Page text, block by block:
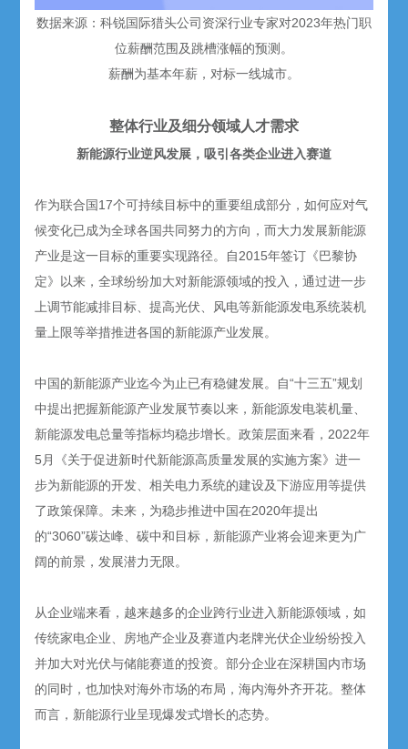
数据来源：科锐国际猎头公司资深行业专家对2023年热门职
位薪酬范围及跳槽涨幅的预测。
薪酬为基本年薪，对标一线城市。
整体行业及细分领域人才需求
新能源行业逆风发展，吸引各类企业进入赛道
作为联合国17个可持续目标中的重要组成部分，如何应对气
候变化已成为全球各国共同努力的方向，而大力发展新能源
产业是这一目标的重要实现路径。自2015年签订《巴黎协
定》以来，全球纷纷加大对新能源领域的投入，通过进一步
上调节能减排目标、提高光伏、风电等新能源发电系统装机
量上限等举措推进各国的新能源产业发展。
中国的新能源产业迄今为止已有稳健发展。自“十三五”规划
中提出把握新能源产业发展节奏以来，新能源发电装机量、
新能源发电总量等指标均稳步增长。政策层面来看，2022年
5月《关于促进新时代新能源高质量发展的实施方案》进一
步为新能源的开发、相关电力系统的建设及下游应用等提供
了政策保障。未来，为稳步推进中国在2020年提出
的“3060”碳达峰、碳中和目标，新能源产业将会迎来更为广
阔的前景，发展潜力无限。
从企业端来看，越来越多的企业跨行业进入新能源领域，如
传统家电企业、房地产企业及赛道内老牌光伏企业纷纷投入
并加大对光伏与储能赛道的投资。部分企业在深耕国内市场
的同时，也加快对海外市场的布局，海内海外齐开花。整体
而言，新能源行业呈现爆发式增长的态势。